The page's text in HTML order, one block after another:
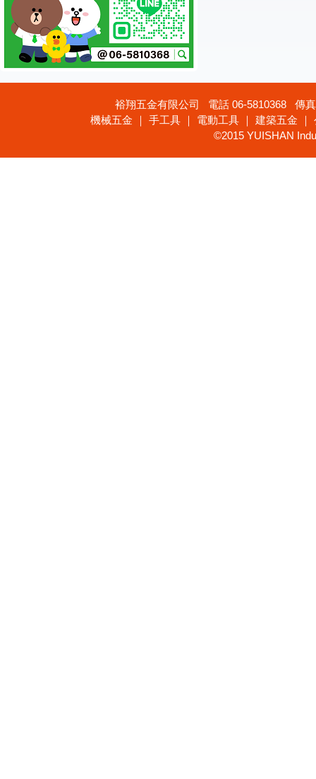
裕翔五金有限公司 電話 06-5810368 傳
機械五金 ｜ 手工具 ｜ 電動工具 ｜ 建築五金
©2015 YUISHAN